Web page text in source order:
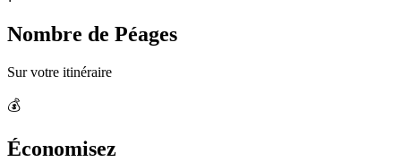
Nombre de Péages
Sur votre itinéraire
💰
Économisez